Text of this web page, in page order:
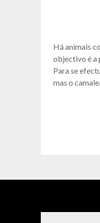
Há animais
objectivo é a
Para se
mas o